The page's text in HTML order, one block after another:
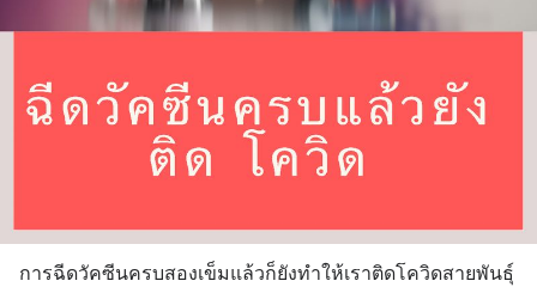
การฉีดวัคซีนครบสองเข็มแล้วก็ยังทำให้เราติดโควิดสายพันธ์ุ